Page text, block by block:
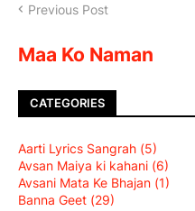
Previous Post
Maa Ko Naman
CATEGORIES
Aarti Lyrics Sangrah (5)
Avsan Maiya ki kahani (6)
Avsani Mata Ke Bhajan (1)
Banna Geet (29)